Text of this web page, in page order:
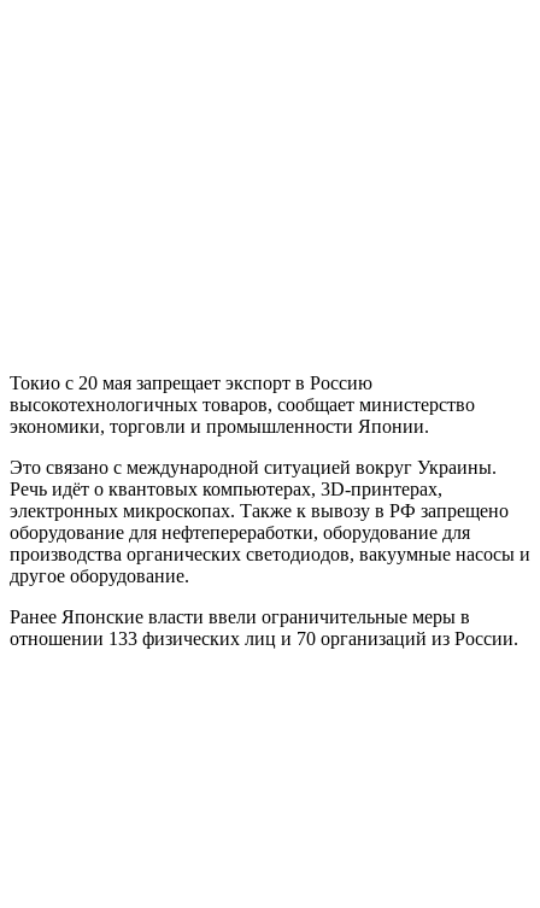
Токио с 20 мая запрещает экспорт в Россию
высокотехнологичных товаров, сообщает министерство
экономики, торговли и промышленности Японии.
Это связано с международной ситуацией вокруг Украины.
Речь идёт о квантовых компьютерах, 3D-принтерах,
электронных микроскопах. Также к вывозу в РФ запрещено
оборудование для нефтепереработки, оборудование для
производства органических светодиодов, вакуумные насосы и
другое оборудование.
Ранее Японские власти ввели ограничительные меры в
отношении 133 физических лиц и 70 организаций из России.